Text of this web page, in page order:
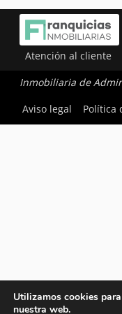
Atención al cliente
Inmobiliaria de
Aviso legal
Política
Utilizamos cookies
nuestra web.